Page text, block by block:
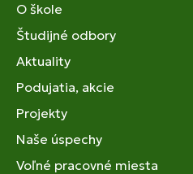
O škole
Študijné odbory
Aktuality
Podujatia, akcie
Projekty
Naše úspechy
Voľné pracovné miesta